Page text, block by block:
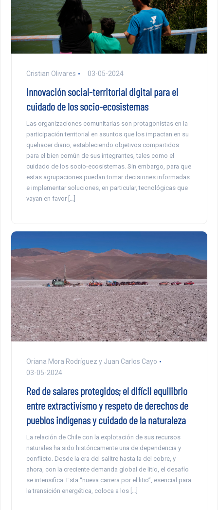
Cristian Olivares 03-05-2024
Innovación social-territorial digital para el
cuidado de los socio-ecosistemas
Las organizaciones comunitarias son protagonistas en la
participación territorial en asuntos que los impactan en su
quehacer diario, estableciendo objetivos compartidos
para el bien común de sus integrantes, tales como el
cuidado de los socio-ecosistemas. Sin embargo, para que
estas agrupaciones puedan tomar decisiones informadas
e implementar soluciones, en particular, tecnológicas que
vayan en favor […]
Oriana Mora Rodríguez y Juan Carlos Cayo
03-05-2024
Red de salares protegidos; el difícil equilibrio
entre extractivismo y respeto de derechos de
pueblos indígenas y cuidado de la naturaleza
La relación de Chile con la explotación de sus recursos
naturales ha sido históricamente una de dependencia y
conflicto. Desde la era del salitre hasta la del cobre, y
ahora, con la creciente demanda global de litio, el desafío
se intensifica. Esta “nueva carrera por el litio”, esencial para
la transición energética, coloca a los […]